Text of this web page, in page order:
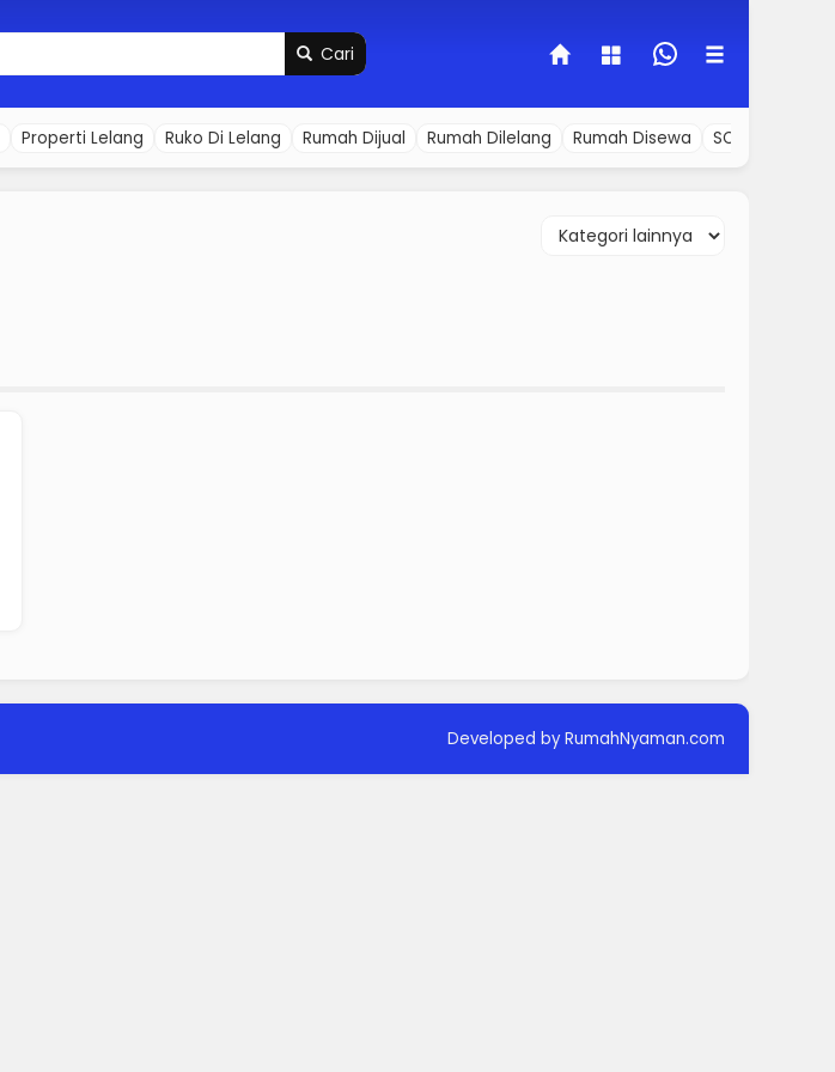
Cari
Properti Lelang Ruko Di Lelang Rumah Dijual Rumah Dilelang Rumah Disewa SOFA
Developed by RumahNyaman.com